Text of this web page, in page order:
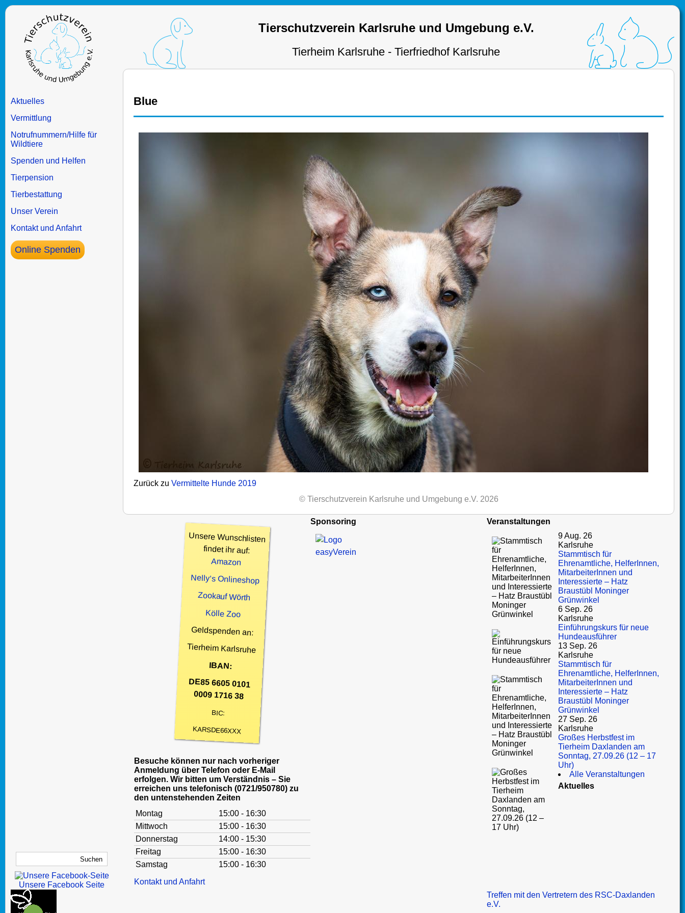
Tierschutzverein Karlsruhe und Umgebung e.V.
Tierheim Karlsruhe - Tierfriedhof Karlsruhe
Aktuelles
Vermittlung
Notrufnummern/Hilfe für
Wildtiere
Spenden und Helfen
Tierpension
Tierbestattung
Unser Verein
Kontakt und Anfahrt
Online Spenden
Unsere Facebook Seite
Blue
Zurück zu Vermittelte Hunde 2019
© Tierschutzverein Karlsruhe und Umgebung e.V. 2026
Unsere Wunschlisten
findet ihr auf:
Amazon
Nelly’s Onlineshop
Zookauf Wörth
Kölle Zoo
Geldspenden an:
Tierheim Karlsruhe
IBAN:
DE85 6605 0101
0009 1716 38
BIC:
KARSDE66XXX
Besuche können nur nach vorheriger
Anmeldung über Telefon oder E-Mail
erfolgen. Wir bitten um Verständnis – Sie
erreichen uns telefonisch (0721/950780) zu
den untenstehenden Zeiten
Montag
15:00 - 16:30
Mittwoch
15:00 - 16:30
Donnerstag
14:00 - 15:30
Freitag
15:00 - 16:30
Samstag
15:00 - 16:30
Kontakt und Anfahrt
Sponsoring
Veranstaltungen
9 Aug. 26
Karlsruhe
Stammtisch für
Ehrenamtliche, HelferInnen,
MitarbeiterInnen und
Interessierte – Hatz
Braustübl Moninger
Grünwinkel
6 Sep. 26
Karlsruhe
Einführungskurs für neue
Hundeausführer
13 Sep. 26
Karlsruhe
Stammtisch für
Ehrenamtliche, HelferInnen,
MitarbeiterInnen und
Interessierte – Hatz
Braustübl Moninger
Grünwinkel
27 Sep. 26
Karlsruhe
Großes Herbstfest im
Tierheim Daxlanden am
Sonntag, 27.09.26 (12 – 17
Uhr)
Alle Veranstaltungen
Aktuelles
Treffen mit den Vertretern des RSC-Daxlanden
e.V.